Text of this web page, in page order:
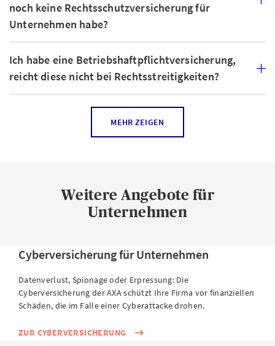
noch keine Rechtsschutzversicherung für
Unternehmen habe?
Ich habe eine Betriebshaftpflichtversicherung,
reicht diese nicht bei Rechtsstreitigkeiten?
In welchen Fällen braucht eine Firma
Rechtsschutzversicherung abschliesse?
Betriebsrechtsschutz abgesichert?
Ich bin selbstständig. Deckt meine private
Rechtsschutzversicherung auch geschäftliche
MEHR ZEIGEN
Weitere Angebote für
Unternehmen
Cyberversicherung für Unternehmen
Datenverlust, Spionage oder Erpressung: Die
Cyberversicherung der AXA schützt Ihre Firma vor finanziellen
Schäden, die im Falle einer Cyberattacke drohen.
ZUR CYBERVERSICHERUNG